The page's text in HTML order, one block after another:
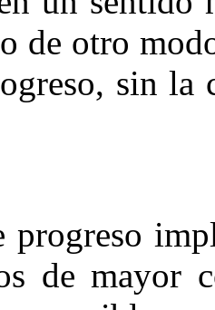
de otro
sin la
progreso
de mayor